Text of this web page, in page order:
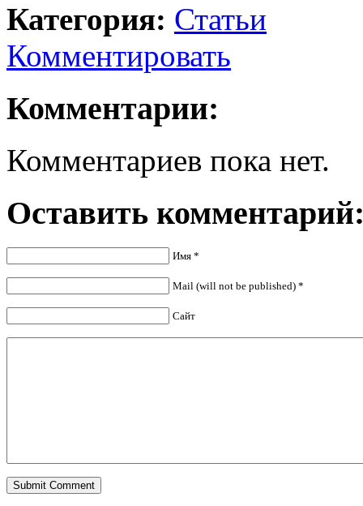
Категория: Статьи
Комментировать
Комментарии:
Комментариев пока нет.
Оставить
Имя *
Mail (will not be published) *
Сайт